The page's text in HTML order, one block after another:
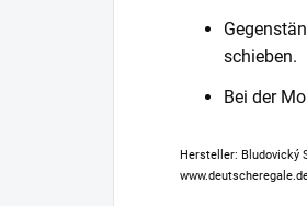
schieben.
Bei der
Hersteller: Bludovický